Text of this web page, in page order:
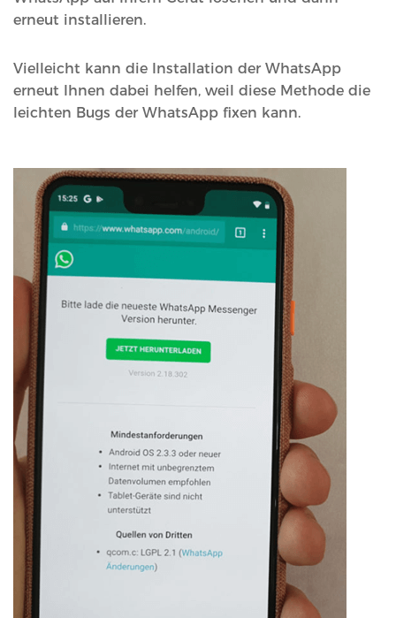
erneut installieren.
Vielleicht kann die Installation der WhatsApp
erneut Ihnen dabei helfen, weil diese Methode die
leichten Bugs der WhatsApp fixen kann.